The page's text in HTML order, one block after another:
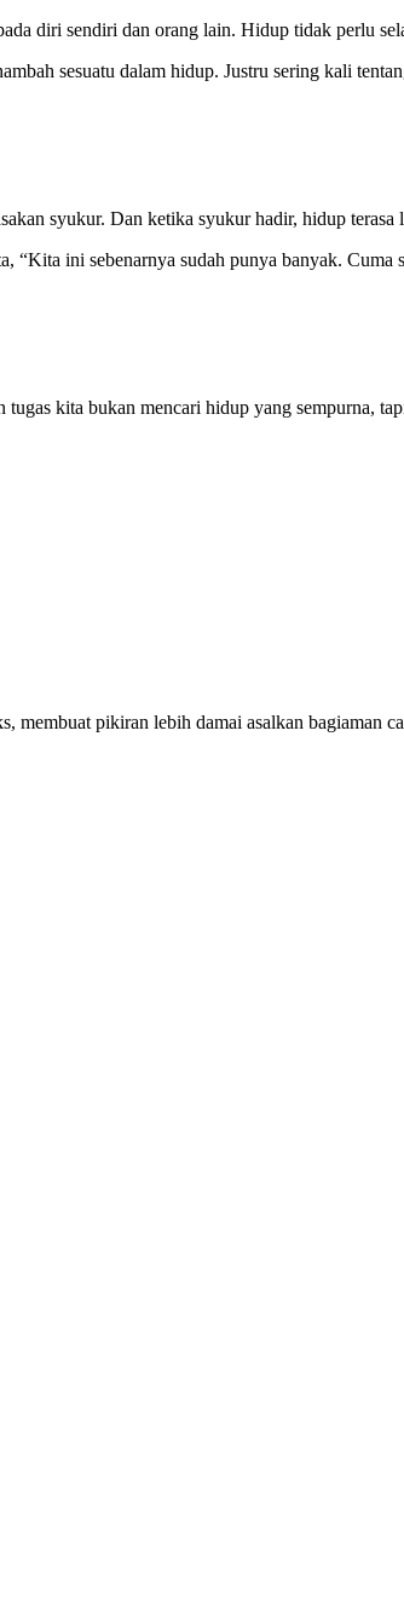
diri sendiri dan orang lain. Hidup tidak perlu
sesuatu dalam hidup. Justru sering kali
syukur. Dan ketika syukur hadir, hidup terasa
“Kita ini sebenarnya sudah punya banyak. Cuma
kita bukan mencari hidup yang sempurna,
membuat pikiran lebih damai asalkan bagiaman